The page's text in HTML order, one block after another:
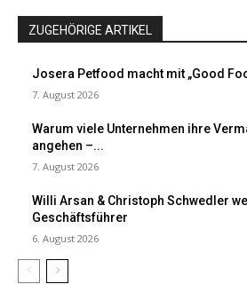
ZUGEHÖRIGE ARTIKEL
Josera Petfood macht mit „Good
7. August 2026
Warum viele Unternehmen ihre
angehen –...
7. August 2026
Willi Arsan & Christoph Schwedler
Geschäftsführer
6. August 2026